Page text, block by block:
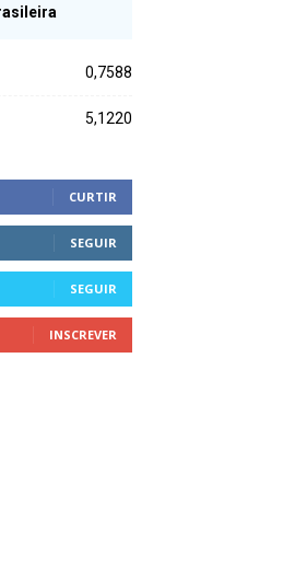
0,7588
5,1220
CURTIR
SEGUIR
SEGUIR
INSCREVER